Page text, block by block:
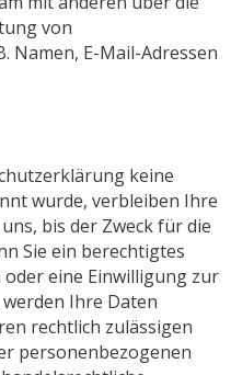
von
Namen, E-Mail-Adressen
keine
wurde, verbleiben Ihre
bis der Zweck für die
Sie ein berechtigtes
eine Einwilligung zur
Ihre Daten
rechtlich zulässigen
personenbezogenen